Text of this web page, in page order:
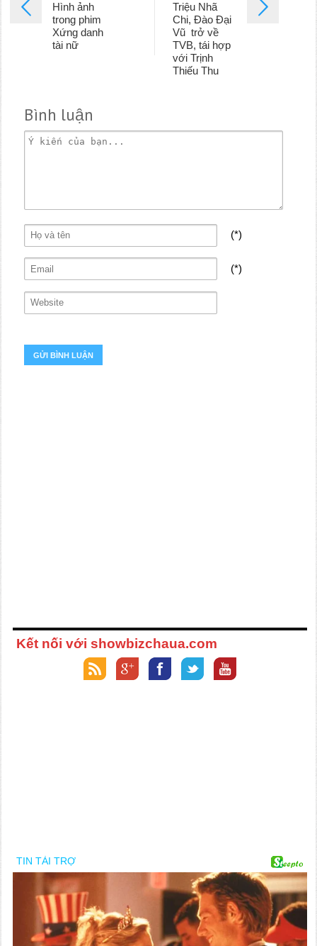
Hình ảnh
trong phim
Xứng danh
tài nữ
Triệu Nhã
Chi, Đào Đại
Vũ trở về
TVB, tái hợp
với Trịnh
Thiếu Thu
Bình luận
(*)
(*)
Kết nối với showbizchaua.com